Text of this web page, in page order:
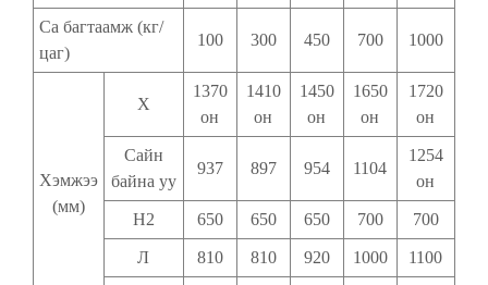
Ca багтаамж (кг/
цаг)
100 300 450 700 1000
Хэмжээ
(мм)
Х
1370
он
1410
он
1450
он
1650
он
1720
он
Сайн
байна уу
937 897 954 1104
1254
он
H2 650 650 650 700 700
Л 810 810 920 1000 1100